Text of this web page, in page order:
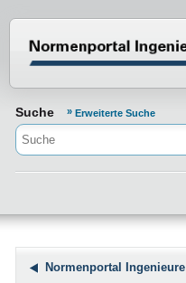
Suche Erweiterte Suche
Normenportal Ingenieure